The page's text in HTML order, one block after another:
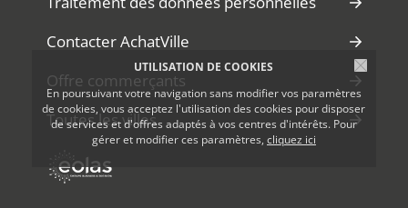
UTILISATION DE COOKIES
En poursuivant votre navigation sans modifier vos paramètres
de cookies, vous acceptez l'utilisation des cookies pour disposer
de services et d'offres adaptés à vos centres d'intérêts. Pour
gérer et modifier ces paramètres, cliquez ici
Contacter AchatVille
Offre commerçants
Toutes les villes